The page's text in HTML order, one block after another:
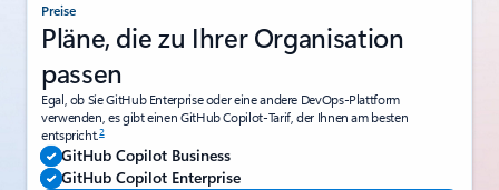
Preise
Pläne, die zu Ihrer Organisation
passen
Egal, ob Sie GitHub Enterprise oder eine andere DevOps-Plattform
verwenden, es gibt einen GitHub Copilot-Tarif, der Ihnen am besten
entspricht.2
GitHub Copilot Business
GitHub Copilot Enterprise